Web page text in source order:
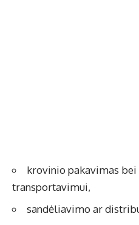
krovinio pakavimas bei
transportavimui,
sandėliavimo ar